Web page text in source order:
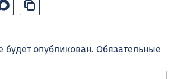
опубликован. Обязательные